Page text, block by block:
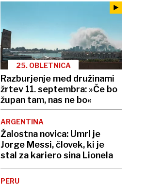
25. OBLETNICA
Razburjenje med družinami
žrtev 11. septembra: »Če bo
župan tam, nas ne bo«
ARGENTINA
Žalostna novica: Umrl je
Jorge Messi, človek, ki je
stal za kariero sina Lionela
PERU